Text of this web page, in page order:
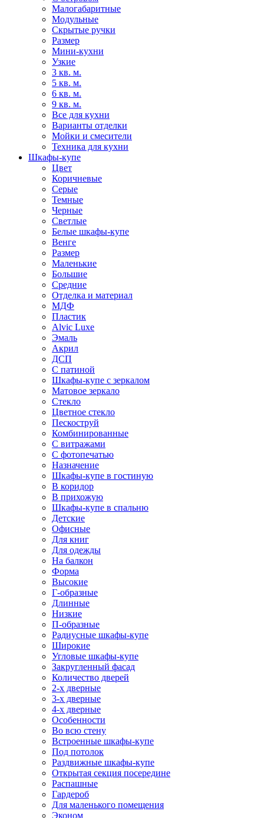
Малогабаритные
Модульные
Скрытые ручки
Размер
Мини-кухни
Узкие
3 кв. м.
5 кв. м.
6 кв. м.
9 кв. м.
Все для кухни
Варианты отделки
Мойки и смесители
Техника для кухни
Шкафы-купе
Цвет
Коричневые
Серые
Темные
Черные
Светлые
Белые шкафы-купе
Венге
Размер
Маленькие
Большие
Средние
Отделка и материал
МДФ
Пластик
Alvic Luxe
Эмаль
Акрил
ДСП
С патиной
Шкафы-купе с зеркалом
Матовое зеркало
Стекло
Цветное стекло
Пескоструй
Комбинированные
С витражами
С фотопечатью
Назначение
Шкафы-купе в гостиную
В коридор
В прихожую
Шкафы-купе в спальню
Детские
Офисные
Для книг
Для одежды
На балкон
Форма
Высокие
Г-образные
Длинные
Низкие
П-образные
Радиусные шкафы-купе
Широкие
Угловые шкафы-купе
Закругленный фасад
Количество дверей
2-х дверные
3-х дверные
4-х дверные
Особенности
Во всю стену
Встроенные шкафы-купе
Под потолок
Раздвижные шкафы-купе
Открытая секция посередине
Распашные
Гардероб
Для маленького помещения
Эконом